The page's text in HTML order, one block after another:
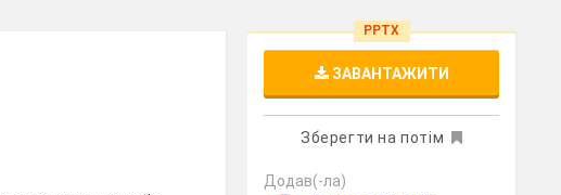
PPTX
ЗАВАНТАЖИТИ
Зберегти на потім
Додав(-ла)